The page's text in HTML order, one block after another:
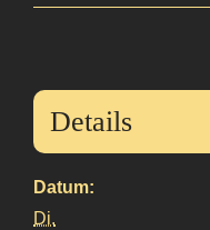
Details
Datum:
Di.